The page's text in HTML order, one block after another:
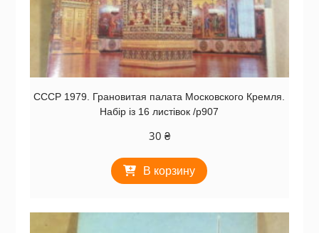
СССР 1979. Грановитая палата Московского Кремля.
Набір із 16 листівок /р907
30 ₴
В корзину